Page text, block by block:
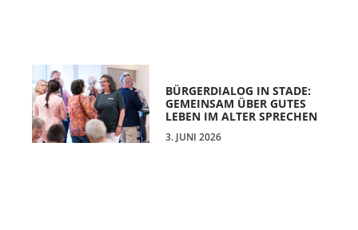
BÜRGERDIALOG IN STADE:
GEMEINSAM ÜBER GUTES
LEBEN IM ALTER SPRECHEN
3. JUNI 2026